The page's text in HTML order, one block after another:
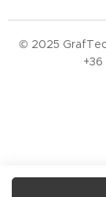
© 2025
+36